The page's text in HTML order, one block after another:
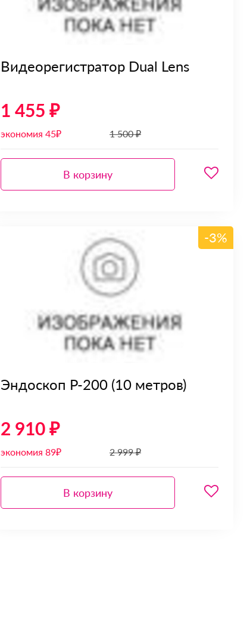
Видеорегистратор Dual Lens
1 455 ₽
экономия 45₽ 1 500 ₽
В корзину
-3%
Эндоскоп Р-200 (10 метров)
2 910 ₽
экономия 89₽ 2 999 ₽
В корзину